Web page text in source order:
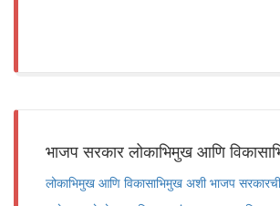
भाजप सरकार लोकाभिमुख आणि
लोकाभिमुख आणि विकासाभिमुख अशी भाजप